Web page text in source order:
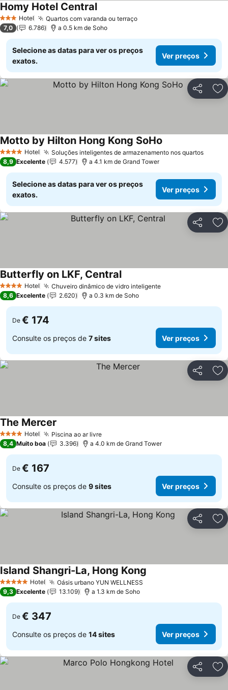
3 EstrelasHotel Quartos com varanda ou terraçoVer preços
Homy Hotel CentralVer preços
7,0 6.786 a 0.5 km de Soho
Selecione as datas para ver os preços
exatos.
Ver preços
Partilhar
4 EstrelasHotel Soluções inteligentes de armazenamento nos quartosVer
Motto by Hilton Hong Kong SoHo
8,9 Excelente 4.577 a 4.1 km de Grand Tower
Selecione as datas para ver os preços
exatos.
Ver preços
Partilhar
4 EstrelasHotel Chuveiro dinâmico de vidro inteligenteVer preços
Butterfly on LKF, CentralVer preços
8,6 Excelente 2.620 a 0.3 km de Soho
De € 174
Consulte os preços de 7 sites Ver preços
Partilhar
4 EstrelasHotel Piscina ao ar livreVer preços
The Mercer
8,4 Muito boa 3.396 a 4.0 km de Grand Tower
De € 167
Consulte os preços de 9 sites Ver preços
Partilhar
5 Estrelas Hotel Oásis urbano YUN WELLNESS
Island Shangri-La, Hong Kong
9,3 Excelente 13.109 a 1.3 km de Soho
De € 347
Consulte os preços de 14 sites Ver preços
Partilhar